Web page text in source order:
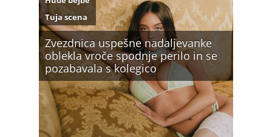
Zvezdnica uspešne nadaljevanke
oblekla vroče spodnje perilo in se
pozabavala s kolegico
Tuja scena